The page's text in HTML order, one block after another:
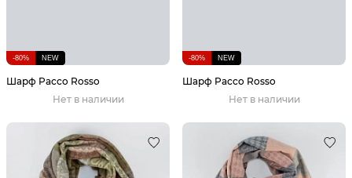
-80% NEW
Шарф Pacco Rosso
Нет в наличии
-80% NEW
Шарф Pacco Rosso
Нет в наличии